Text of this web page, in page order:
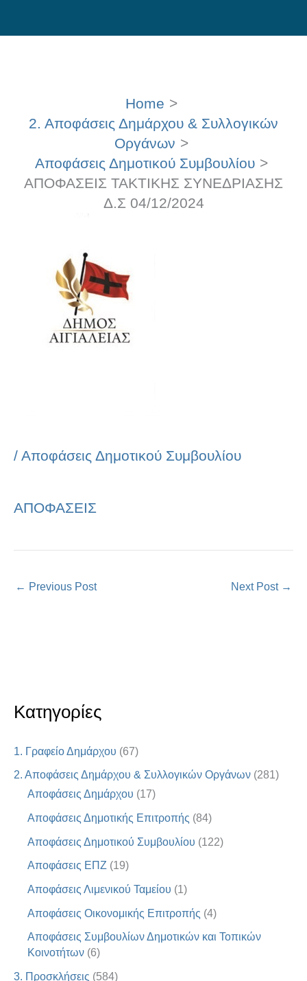
to
Κατηγορίες
1. Γραφείο Δημάρχου (67)
2. Αποφάσεις Δημάρχου & Συλλογικών Οργάνων (281)
Αποφάσεις Δημάρχου (17)
Αποφάσεις Δημοτικής Επιτροπής (84)
Αποφάσεις Δημοτικού Συμβουλίου (122)
Αποφάσεις ΕΠΖ (19)
Αποφάσεις Λιμενικού Ταμείου (1)
Αποφάσεις Οικονομικής Επιτροπής (4)
Αποφάσεις Συμβουλίων Δημοτικών και Τοπικών
Κοινοτήτων (6)
3. Προσκλήσεις (584)
Home
2. Αποφάσεις Δημάρχου & Συλλογικών
Οργάνων
Αποφάσεις Δημοτικού Συμβουλίου
ΑΠΟΦΑΣΕΙΣ ΤΑΚΤΙΚΗΣ ΣΥΝΕΔΡΙΑΣΗΣ
Δ.Σ 04/12/2024
/ Αποφάσεις Δημοτικού Συμβουλίου
ΑΠΟΦΑΣΕΙΣ
← Previous Post Next Post →